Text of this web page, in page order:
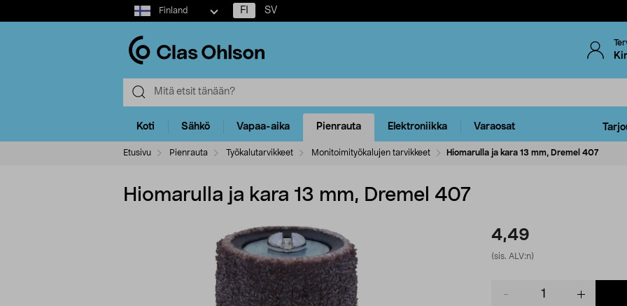
Select
market
Finland FI SV
Koti Sähkö Vapaa-aika Pienrauta Elektroniikka Varaosat
Etusivu Pienrauta Työkalutarvikkeet Monitoimityökalujen tarvikkeet Hiomarulla ja kara 13 mm, Dremel 407
Hiomarulla ja kara 13 mm, Dremel 407
4,49
(sis. ALV:n)